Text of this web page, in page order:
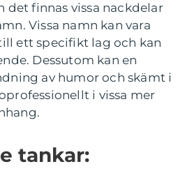
det finnas vissa nackdelar
Vissa namn kan vara
ett specifikt lag och kan
Dessutom kan en
av humor och skämt i
i vissa mer
tankar: